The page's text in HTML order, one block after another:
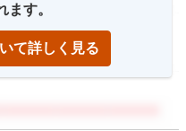
ます。
て詳しく見る